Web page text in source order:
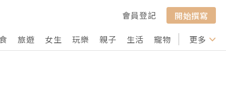
會員登記
開始撰寫
旅遊 女生 玩樂 親子 生活 寵物 行山 打卡
更多